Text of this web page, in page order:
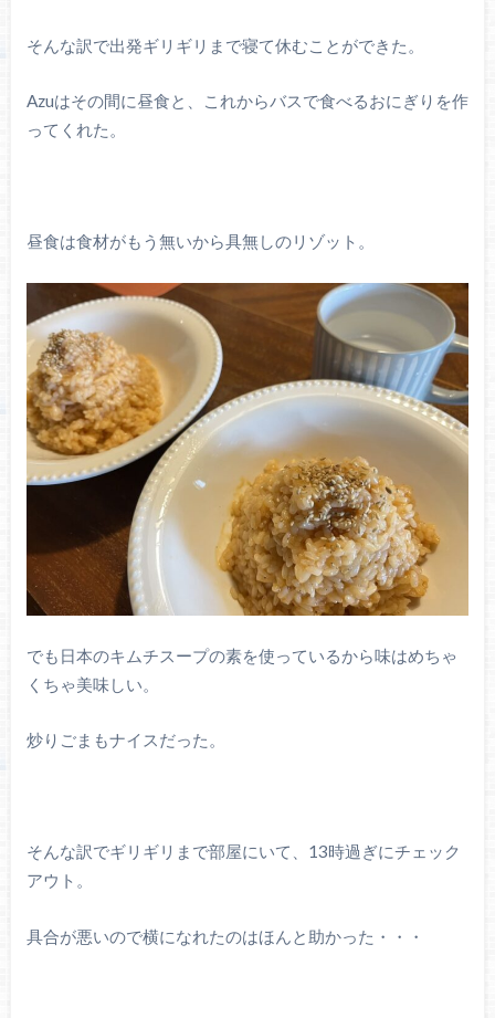
そんな訳で出発ギリギリまで寝て休むことができた。
Azuはその間に昼食と、これからバスで食べるおにぎりを作
ってくれた。
昼食は食材がもう無いから具無しのリゾット。
でも日本のキムチスープの素を使っているから味はめちゃ
くちゃ美味しい。
炒りごまもナイスだった。
そんな訳でギリギリまで部屋にいて、13時過ぎにチェック
アウト。
具合が悪いので横になれたのはほんと助かった・・・